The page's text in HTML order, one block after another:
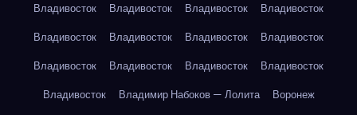
Владивосток
Владивосток Владивосток
Владивосток
Владивосток
Владивосток Владивосток
Владивосток
Владивосток
Владивосток Владивосток
Владивосток
Владивосток
Владимир Набоков — Лолита
Воронеж